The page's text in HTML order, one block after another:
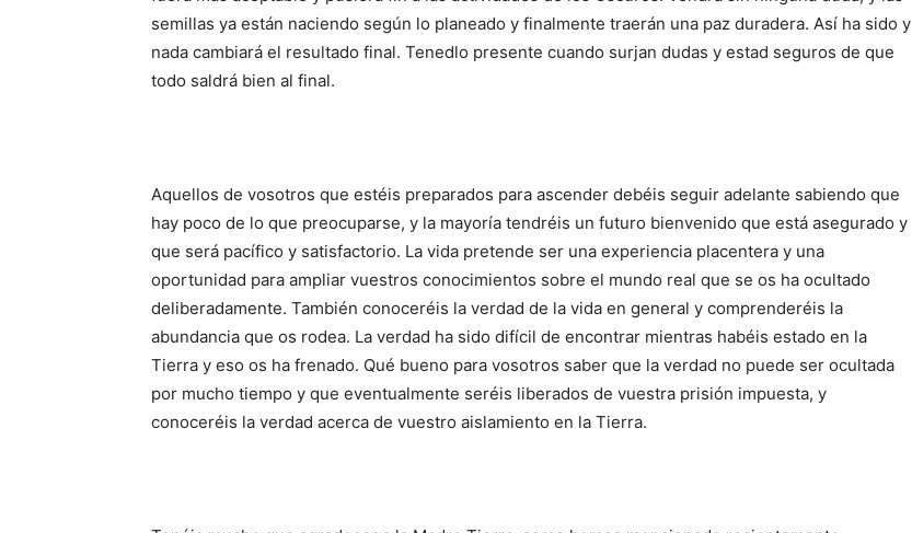
semillas ya están naciendo según lo planeado y finalmente traerán una paz duradera. Así ha sido y
nada cambiará el resultado final. Tenedlo presente cuando surjan dudas y estad seguros de que
todo saldrá bien al final.
Aquellos de vosotros que estéis preparados para ascender debéis seguir adelante sabiendo que
hay poco de lo que preocuparse, y la mayoría tendréis un futuro bienvenido que está asegurado y
que será pacífico y satisfactorio. La vida pretende ser una experiencia placentera y una
oportunidad para ampliar vuestros conocimientos sobre el mundo real que se os ha ocultado
deliberadamente. También conoceréis la verdad de la vida en general y comprenderéis la
abundancia que os rodea. La verdad ha sido difícil de encontrar mientras habéis estado en la
Tierra y eso os ha frenado. Qué bueno para vosotros saber que la verdad no puede ser ocultada
por mucho tiempo y que eventualmente seréis liberados de vuestra prisión impuesta, y
conoceréis la verdad acerca de vuestro aislamiento en la Tierra.